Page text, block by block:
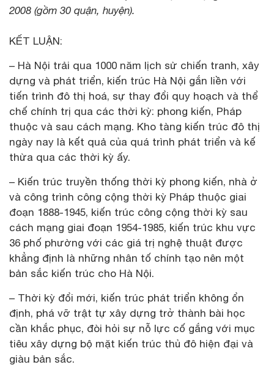
2008 (gồm 30 quận, huyện).
KẾT LUẬN:
– Hà Nội trải qua 1000 năm lịch sử chiến tranh, xây
dựng và phát triển, kiến trúc Hà Nội gắn liền với
tiến trình đô thị hoá, sự thay đổi quy hoạch và thể
chế chính trị qua các thời kỳ: phong kiến, Pháp
thuộc và sau cách mạng. Kho tàng kiến trúc đô thị
ngày nay là kết quả của quá trình phát triển và kế
thừa qua các thời kỳ ấy.
– Kiến trúc truyền thống thời kỳ phong kiến, nhà ở
và công trình công cộng thời kỳ Pháp thuộc giai
đoạn 1888-1945, kiến trúc công cộng thời kỳ sau
cách mạng giai đoạn 1954-1985, kiến trúc khu vực
36 phố phường với các giá trị nghệ thuật được
khẳng định là những nhân tố chính tạo nên một
bản sắc kiến trúc cho Hà Nội.
– Thời kỳ đổi mới, kiến trúc phát triển không ổn
định, phá vỡ trật tự xây dựng trở thành bài học
cần khắc phục, đòi hỏi sự nỗ lực cố gắng với mục
tiêu xây dựng bộ mặt kiến trúc thủ đô hiện đại và
giàu bản sắc.